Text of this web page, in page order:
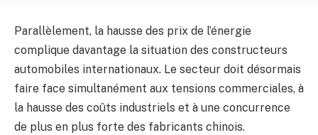
Parallèlement, la hausse des prix de l’énergie
complique davantage la situation des constructeurs
automobiles internationaux. Le secteur doit désormais
faire face simultanément aux tensions commerciales, à
la hausse des coûts industriels et à une concurrence
de plus en plus forte des fabricants chinois.